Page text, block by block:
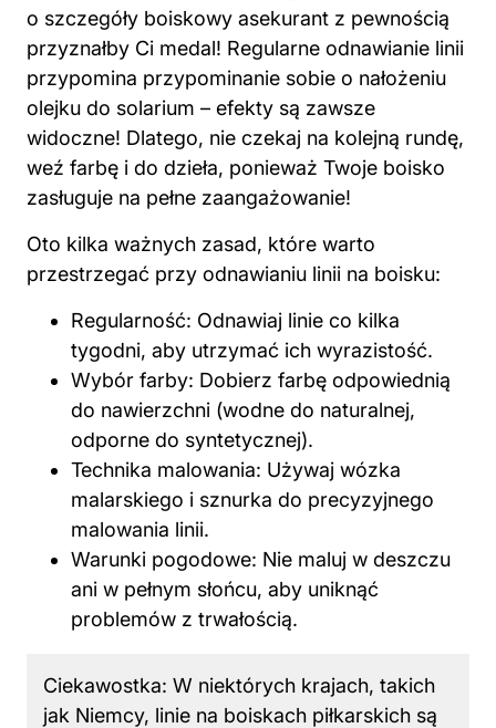
o szczegóły boiskowy asekurant z pewnością
przyznałby Ci medal! Regularne odnawianie linii
przypomina przypominanie sobie o nałożeniu
olejku do solarium – efekty są zawsze
widoczne! Dlatego, nie czekaj na kolejną rundę,
weź farbę i do dzieła, ponieważ Twoje boisko
zasługuje na pełne zaangażowanie!
Oto kilka ważnych zasad, które warto
przestrzegać przy odnawianiu linii na boisku:
Regularność: Odnawiaj linie co kilka
tygodni, aby utrzymać ich wyrazistość.
Wybór farby: Dobierz farbę odpowiednią
do nawierzchni (wodne do naturalnej,
odporne do syntetycznej).
Technika malowania: Używaj wózka
malarskiego i sznurka do precyzyjnego
malowania linii.
Warunki pogodowe: Nie maluj w deszczu
ani w pełnym słońcu, aby uniknąć
problemów z trwałością.
Ciekawostka: W niektórych krajach, takich
jak Niemcy, linie na boiskach piłkarskich są